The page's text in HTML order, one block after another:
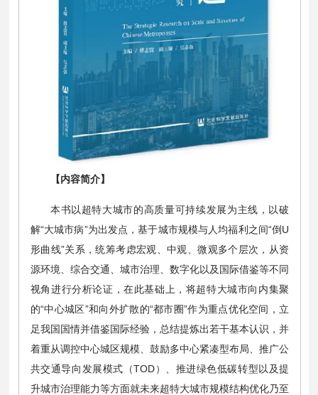
【内容简介】
本书以超特大城市的高质量可持续发展为主线，以破
解“大城市病”为出发点，基于城市规模与人均福利之间“倒U
形曲线”关系，统筹考虑宏观、中观、微观多个层次，从资
源环境、综合交通、城市治理、数字化以及国际借鉴等不同
视角进行分析论证，在此基础上，将超特大城市向内集聚
的“中心城区”和向外扩散的“都市圈”作为重点优化空间，立
足我国国情并借鉴国际经验，总结提炼出若干基本认识，并
着重从调控中心城区规模、鼓励多中心紧凑型布局、推广公
共交通导向发展模式（TOD）、推进绿色低碳转型以及提
升城市治理能力等方面就未来超特大城市规模结构优化乃至